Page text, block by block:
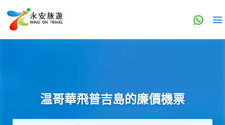
温哥華飛普吉島的廉價機票